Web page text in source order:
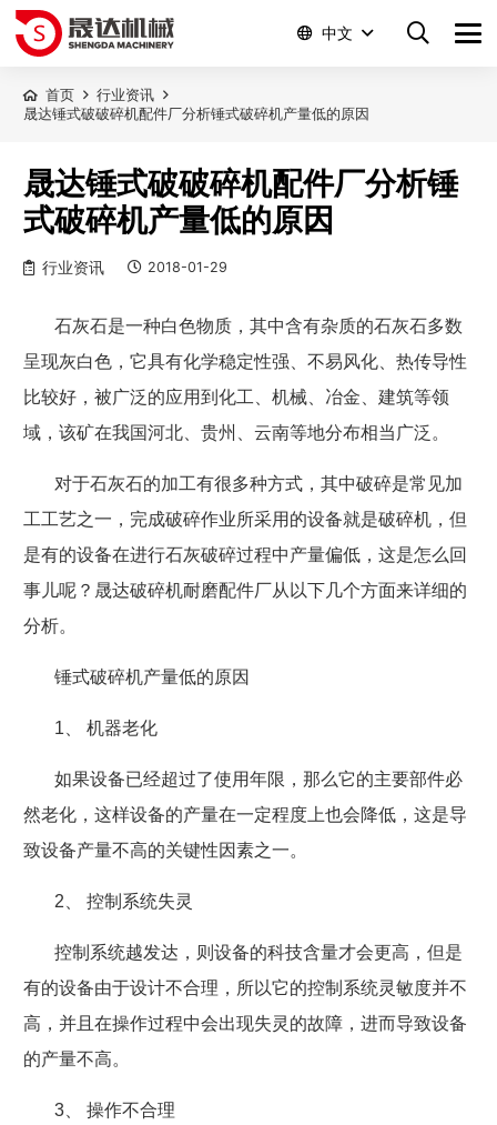
中文
首页
行业资讯
晟达锤式破破碎机配件厂分析锤式破碎机产量低的原因
晟达锤式破破碎机配件厂分析锤
式破碎机产量低的原因
行业资讯 2018-01-29
石灰石是一种白色物质，其中含有杂质的石灰石多数
呈现灰白色，它具有化学稳定性强、不易风化、热传导性
比较好，被广泛的应用到化工、机械、冶金、建筑等领
域，该矿在我国河北、贵州、云南等地分布相当广泛。
对于石灰石的加工有很多种方式，其中破碎是常见加
工工艺之一，完成破碎作业所采用的设备就是破碎机，但
是有的设备在进行石灰破碎过程中产量偏低，这是怎么回
事儿呢？晟达破碎机耐磨配件厂从以下几个方面来详细的
分析。
锤式破碎机产量低的原因
1 机器老化
如果设备已经超过了使用年限，那么它的主要部件必
然老化，这样设备的产量在一定程度上也会降低，这是导
致设备产量不高的关键性因素之一。
2 控制系统失灵
控制系统越发达，则设备的科技含量才会更高，但是
有的设备由于设计不合理，所以它的控制系统灵敏度并不
高，并且在操作过程中会出现失灵的故障，进而导致设备
的产量不高。
3 操作不合理